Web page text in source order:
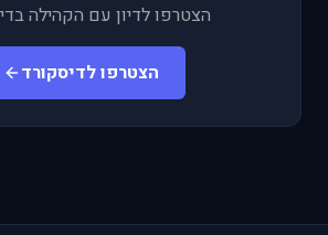
הצטרפו לדיון עם הקהילה
הצטרפו לדיסקורד